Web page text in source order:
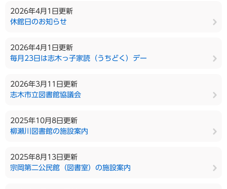
2026年4月1日更新
休館日のお知らせ
2026年4月1日更新
毎月23日は志木っ子家読（うちどく）デー
2026年3月11日更新
志木市立図書館協議会
2025年10月8日更新
柳瀬川図書館の施設案内
2025年8月13日更新
宗岡第二公民館（図書室）の施設案内